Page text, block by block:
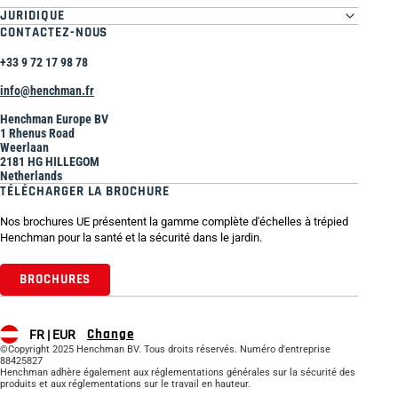
JURIDIQUE
CONTACTEZ-NOUS
+33 9 72 17 98 78
info@henchman.fr
Henchman Europe BV
1 Rhenus Road
Weerlaan
2181 HG HILLEGOM
Netherlands
TÉLÉCHARGER LA BROCHURE
Nos brochures UE présentent la gamme complète d'échelles à trépied
Henchman pour la santé et la sécurité dans le jardin.
BROCHURES
FR | EUR Change
©Copyright 2025 Henchman BV. Tous droits réservés. Numéro d'entreprise
88425827
Henchman adhère également aux réglementations générales sur la sécurité des
produits et aux réglementations sur le travail en hauteur.